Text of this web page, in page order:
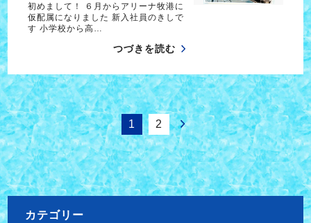
初めまして！ ６月からアリーナ牧港に
仮配属になりました 新入社員のきしで
す 小学校から高…
つづきを読む
1 2
カテゴリー